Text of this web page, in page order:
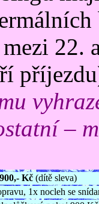
22.
–
Kč (dítě sleva)
1x nocleh se